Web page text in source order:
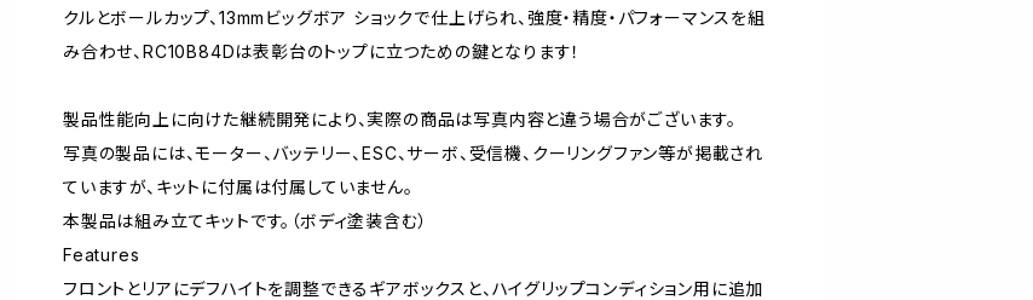
クルとボールカップ、13mmビッグボア ショックで仕上げられ、強度・精度・パフォーマンスを組
み合わせ、RC10B84Dは表彰台のトップに立つための鍵となります！
製品性能向上に向けた継続開発により、実際の商品は写真内容と違う場合がございます。
写真の製品には、モーター、バッテリー、ESC、サーボ、受信機、クーリングファン等が掲載され
ていますが、キットに付属は付属していません。
本製品は組み立てキットです。（ボディ塗装含む）
Features
フロントとリアにデフハイトを調整できるギアボックスと、ハイグリップコンディション用に追加